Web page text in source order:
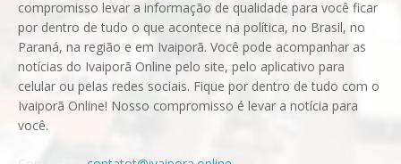
compromisso levar a informação de qualidade para você ficar
por dentro de tudo o que acontece na política, no Brasil, no
Paraná, na região e em Ivaiporã. Você pode acompanhar as
notícias do Ivaiporã Online pelo site, pelo aplicativo para
celular ou pelas redes sociais. Fique por dentro de tudo com o
Ivaiporã Online! Nosso compromisso é levar a notícia para
você.